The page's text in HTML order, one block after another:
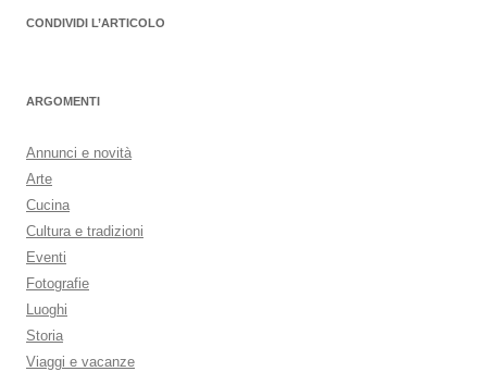
CONDIVIDI L’ARTICOLO
ARGOMENTI
Annunci e novità
Arte
Cucina
Cultura e tradizioni
Eventi
Fotografie
Luoghi
Storia
Viaggi e vacanze